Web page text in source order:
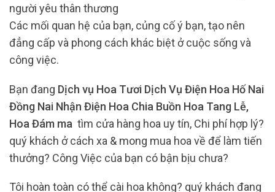
người yêu thân thương
Các mối quan hệ của bạn, củng cố ý bạn, tạo nên
đẳng cấp và phong cách khác biệt ở cuộc sống và
công việc.
Bạn đang Dịch vụ Hoa Tươi Dịch Vụ Điện Hoa Hố Nai
Đồng Nai Nhận Điện Hoa Chia Buồn Hoa Tang Lễ,
Hoa Đám ma tìm cửa hàng hoa uy tín, Chi phí hợp lý?
quý khách ở cách xa & mong mua hoa về để làm tiến
thưởng? Công Việc của bạn có bận bịu chưa?
Tôi hoàn toàn có thể cài hoa không? quý khách đang